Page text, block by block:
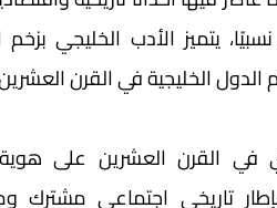
الدول الخليجية في القرن